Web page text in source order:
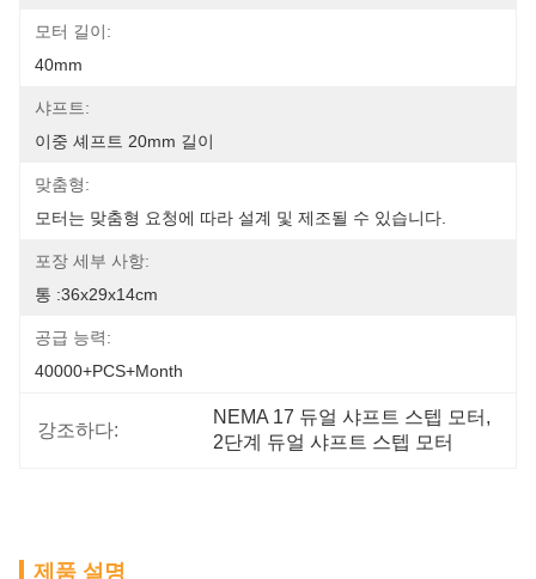
모터 길이:
40mm
샤프트:
이중 셰프트 20mm 길이
맞춤형:
모터는 맞춤형 요청에 따라 설계 및 제조될 수 있습니다.
포장 세부 사항:
통 :36x29x14cm
공급 능력:
40000+PCS+Month
강조하다:
NEMA 17 듀얼 샤프트 스텝 모터 ,
2단계 듀얼 샤프트 스텝 모터
제품 설명